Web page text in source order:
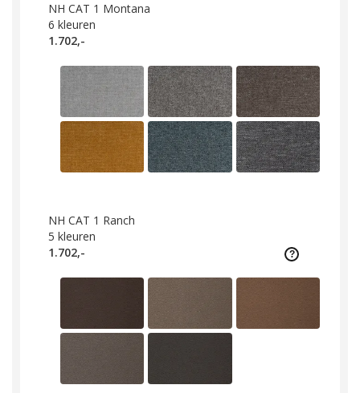
NH CAT 1 Montana
6 kleuren
1.702,-
NH CAT 1 Ranch
5 kleuren
1.702,-